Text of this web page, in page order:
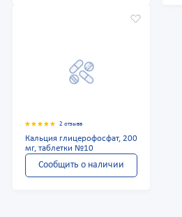
2 отзыва
Кальция глицерофосфат, 200
мг, таблетки №10
Сообщить о наличии